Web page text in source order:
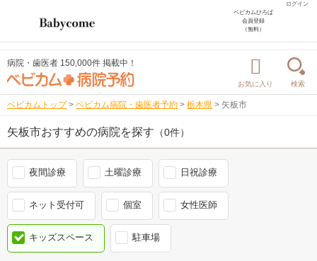
ログイン
ベビカムひろば
会員登録
（無料）
病院・歯医者 150,000件 掲載中！
お気に入り 検索
ベビカムトップ > ベビカム病院・歯医者予約 > 栃木県 > 矢板市
矢板市おすすめの病院を探す （0件）
夜間診療 土曜診療 日祝診療
ネット受付可 個室 女性医師
キッズスペース 駐車場